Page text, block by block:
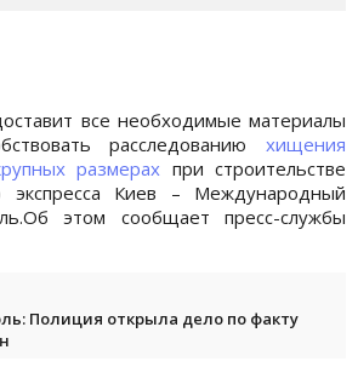
все необходимые материалы
расследованию хищения
размерах при строительстве
экспресса Киев – Международный
этом сообщает пресс-службы
Полиция открыла дело по факту